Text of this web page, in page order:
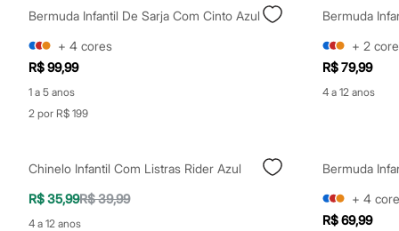
Novidades
Roupas menina
0 a 24 meses
1 a 5 anos
4 a 12 anos
10 a 16 anos
Roupas menino
0 a 24 meses
10 a 16 anos
Recém-nascido
Bolsas e Mochilas
Bermuda Infantil De Sarja Com Cinto Azul
+ 4 cores
R$ 99,99
1 a 5 anos
2 por R$ 199
+ 2
R$ 79,99
4 a 12 anos
Chinelo Infantil Com Listras Rider Azul
R$ 35,99R$ 39,99
4 a 12 anos
+ 4
R$ 69,99